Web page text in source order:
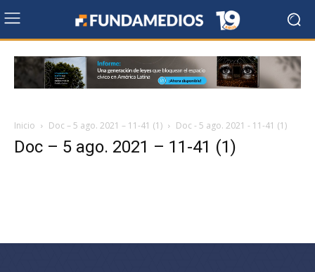
Inicio Doc – 5 ago. 2021 – 11-41 (1) Doc - 5 ago. 2021 - 11-41 (1)
Doc – 5 ago. 2021 – 11-41 (1)